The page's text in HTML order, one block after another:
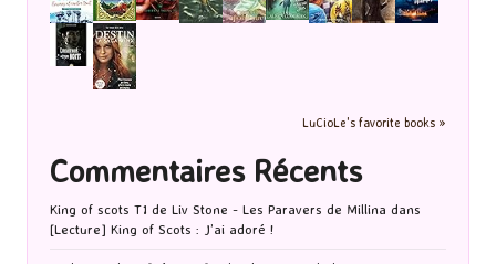
LuCioLe's favorite books »
Commentaires Récents
King of scots T1 de Liv Stone - Les Paravers de Millina dans
[Lecture] King of Scots : J’ai adoré !